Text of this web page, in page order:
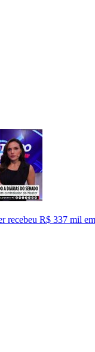
recebeu R$ 337 mil